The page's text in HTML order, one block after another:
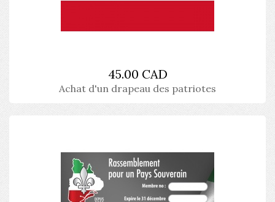
45.00 CAD
Achat d'un drapeau des patriotes